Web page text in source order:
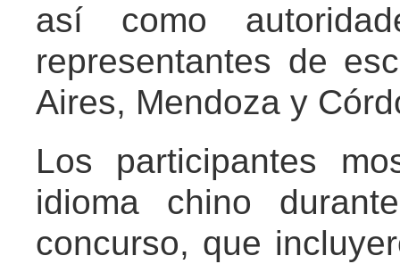
así como
representantes de
Aires, Mendoza y
Los participantes
idioma chino
concurso, que